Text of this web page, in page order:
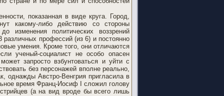
показанная в виде круга. Город,
какому-либо действию со стороны
изменения политических воззрений
профессий (из 6) и постоянно
умения. Кроме того, они отличаются
ученый-социалист не особо опасен
запросто взбунтоваться и уйти с
без персонажей вполне реально,
однажды Австро-Венгрия пригласила в
время Франц-Иосиф I сложил голову
(а на вид вроде бы всего лишь